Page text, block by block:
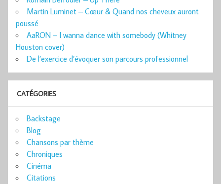
Martin Luminet – Cœur & Quand nos cheveux auront
poussé
AaRON – I wanna dance with somebody (Whitney
Houston cover)
De l’exercice d’évoquer son parcours professionnel
CATÉGORIES
Backstage
Blog
Chansons par thème
Chroniques
Cinéma
Citations